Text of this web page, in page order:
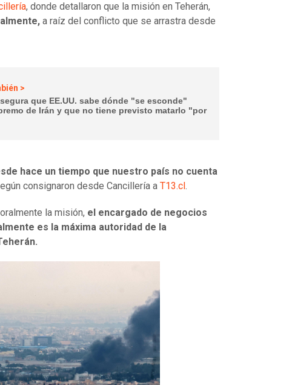
, donde detallaron que la misión en Teherán,
a raíz del conflicto que se arrastra desde
>
que EE.UU. sabe dónde "se esconde"
de Irán y que no tiene previsto matarlo "por
hace un tiempo que nuestro país no cuenta
consignaron desde Cancillería a T13.cl .
la misión, el encargado de negocios
es la máxima autoridad de la